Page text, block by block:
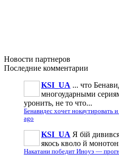
Новости партнеров
Последние комментарии
KSI_UA ... что
многоударными
уронить, не то что...
Бенавидес хочет нокаутировать
ago
KSI_UA Я бій
якось кволо й
Накатани победит Иноуэ —